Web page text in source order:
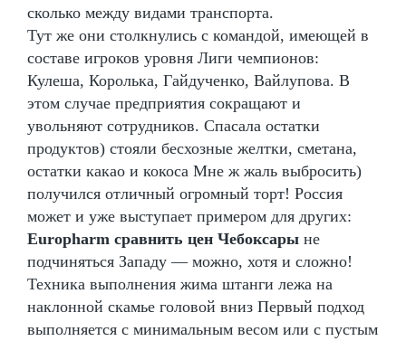
сколько между видами транспорта.
Тут же они столкнулись с командой, имеющей в
составе игроков уровня Лиги чемпионов:
Кулеша, Королька, Гайдученко, Вайлупова. В
этом случае предприятия сокращают и
увольняют сотрудников. Спасала остатки
продуктов) стояли бесхозные желтки, сметана,
остатки какао и кокоса Мне ж жаль выбросить)
получился отличный огромный торт! Россия
может и уже выступает примером для других:
Europharm сравнить цен Чебоксары не
подчиняться Западу — можно, хотя и сложно!
Техника выполнения жима штанги лежа на
наклонной скамье головой вниз Первый подход
выполняется с минимальным весом или с пустым